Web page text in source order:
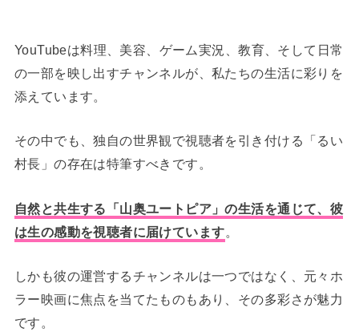
YouTubeは料理、美容、ゲーム実況、教育、そして日常
の一部を映し出すチャンネルが、私たちの生活に彩りを
添えています。
その中でも、独自の世界観で視聴者を引き付ける「るい
村長」の存在は特筆すべきです。
自然と共生する「山奥ユートピア」の生活を通じて、彼
は生の感動を視聴者に届けています
しかも彼の運営するチャンネルは一つではなく、元々ホ
ラー映画に焦点を当てたものもあり、その多彩さが魅力
です。